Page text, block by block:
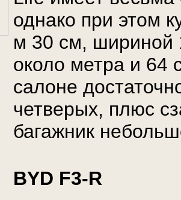
однако при этом
м 30 см, шириной
около метра и 64
салоне
четверых, плюс
багажник
BYD F3-R